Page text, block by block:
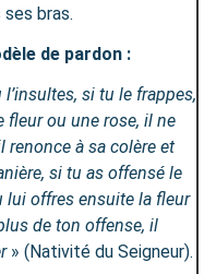
bras.
de pardon :
si tu le frappes,
ou une rose, il ne
renonce à sa colère et
si tu as offensé le
lui offres ensuite la fleur
de ton offense, il
» (Nativité du Seigneur).